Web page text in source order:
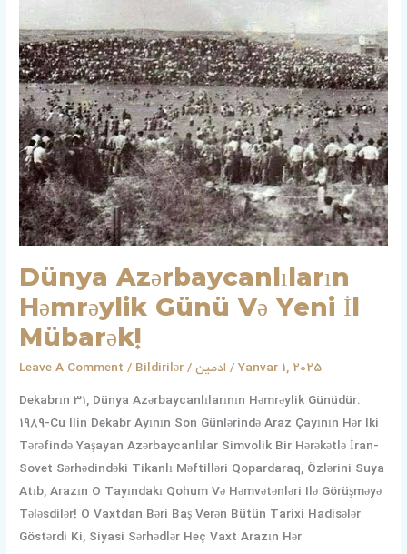
Dünya Azərbaycanlıların
Həmrəylik Günü Və Yeni İl
Mübarək!
Leave A Comment / Bildirilər / ادمین/Yanvar 1, 2025
Dekabrın 31, Dünya Azərbaycanlılarının Həmrəylik Günüdür.
1989-Cu Ilin Dekabr Ayının Son Günlərində Araz Çayının Hər Iki
Tərəfində Yaşayan Azərbaycanlılar Simvolik Bir Hərəkətlə İran-
Sovet Sərhədindəki Tikanlı Məftilləri Qopardaraq, Özlərini Suya
Atıb, Arazın O Tayındakı Qohum Və Həmvətənləri Ilə Görüşməyə
Tələsdilər! O Vaxtdan Bəri Baş Verən Bütün Tarixi Hadisələr
Göstərdi Ki, Siyasi Sərhədlər Heç Vaxt Arazın Hər
Həmrəylik
Günü
Və
Yeni
İl
Mübarək!